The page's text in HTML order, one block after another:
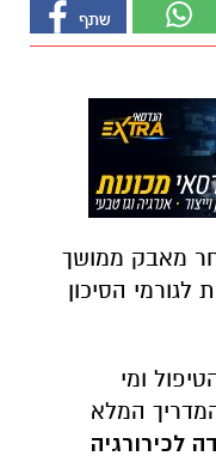
מאבק ממושך
הסיכון
ומי
המלא
לכירורגיה